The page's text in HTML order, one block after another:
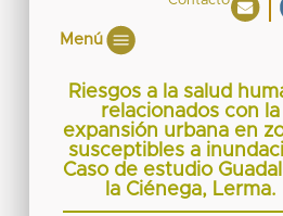
Menú
Riesgos a la salud
relacionados con la
expansión urbana en
susceptibles a
Caso de estudio
la Ciénega, Lerma.